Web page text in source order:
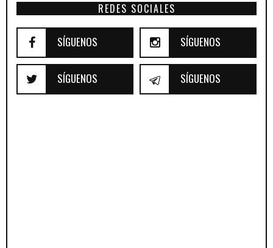
REDES SOCIALES
SÍGUENOS SÍGUENOS
SÍGUENOS SÍGUENOS